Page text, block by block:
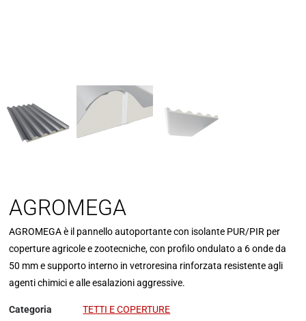
AGROMEGA
AGROMEGA è il pannello autoportante con isolante PUR/PIR per
coperture agricole e zootecniche, con profilo ondulato a 6 onde da
50 mm e supporto interno in vetroresina rinforzata resistente agli
agenti chimici e alle esalazioni aggressive.
Categoria
TETTI E COPERTURE